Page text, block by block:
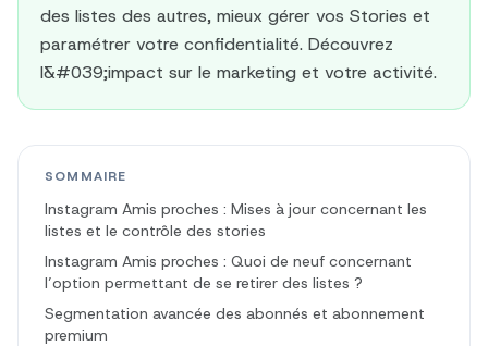
des listes des autres, mieux gérer vos Stories et
paramétrer votre confidentialité. Découvrez
l&#039;impact sur le marketing et votre activité.
SOMMAIRE
Instagram Amis proches : Mises à jour concernant les
listes et le contrôle des stories
Instagram Amis proches : Quoi de neuf concernant
l’option permettant de se retirer des listes ?
Segmentation avancée des abonnés et abonnement
premium